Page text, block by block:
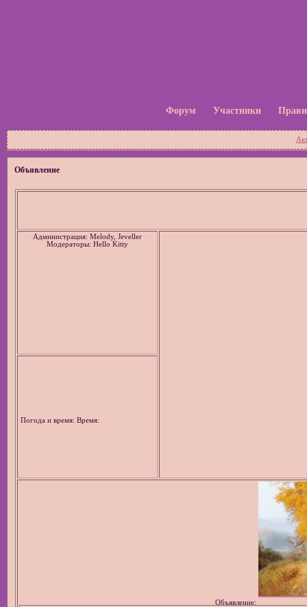
Форум Участники
Объявление
Администрация: Melody, Jeveller
Модераторы: Hello Kitty
Погода и время: Время:
Объявление: